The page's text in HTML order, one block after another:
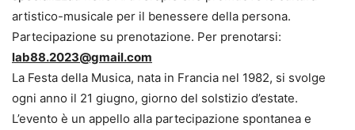
artistico-musicale per il benessere della persona.
Partecipazione su prenotazione. Per prenotarsi:
lab88.2023@gmail.com
La Festa della Musica, nata in Francia nel 1982, si svolge
ogni anno il 21 giugno, giorno del solstizio d’estate.
L’evento è un appello alla partecipazione spontanea e